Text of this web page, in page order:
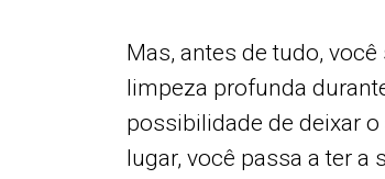
Mas, antes de tudo,
limpeza profunda
possibilidade de deixar
lugar, você passa a ter a